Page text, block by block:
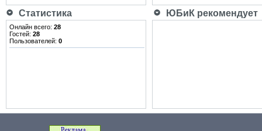
Статистика ЮБиК рекомендует
Онлайн всего: 28
Гостей: 28
Пользователей: 0